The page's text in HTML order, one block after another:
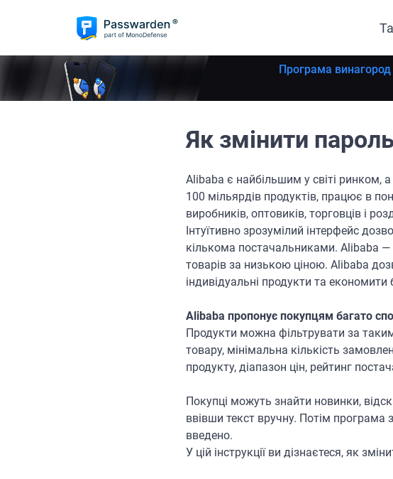
Програма
Як змінити
Alibaba є найбільшим у світі ринком,
100 мільярдів продуктів, працює в
виробників, оптовиків, торговців і
Інтуїтивно зрозумілий інтерфейс
кількома постачальниками. Alibaba —
товарів за низькою ціною. Alibaba
індивідуальні продукти та економити
Alibaba пропонує покупцям багато
Продукти можна фільтрувати за
товару, мінімальна кількість
продукту, діапазон цін, рейтинг
Покупці можуть знайти новинки,
ввівши текст вручну. Потім програма
введено.
У цій інструкції ви дізнаєтеся, як